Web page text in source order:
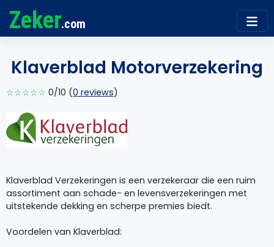
Zeker.com
Klaverblad Motorverzekering
☆☆☆☆☆ 0/10 (0 reviews)
Klaverblad Verzekeringen is een verzekeraar die een ruim
assortiment aan schade- en levensverzekeringen met
uitstekende dekking en scherpe premies biedt.
Voordelen van Klaverblad: